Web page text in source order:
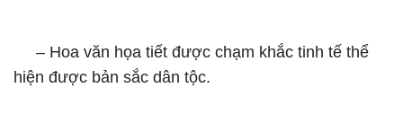
– Hoa văn họa tiết được chạm khắc tinh tế thể
hiện được bản sắc dân tộc.